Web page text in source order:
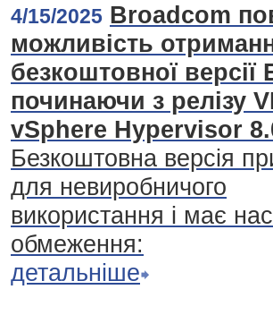
4/15/2025 Broadcom
можливість
безкоштовної версії
починаючи з релізу
vSphere Hypervisor
Безкоштовна версія
для невиробничого
використання і має
обмеження:
детальніше